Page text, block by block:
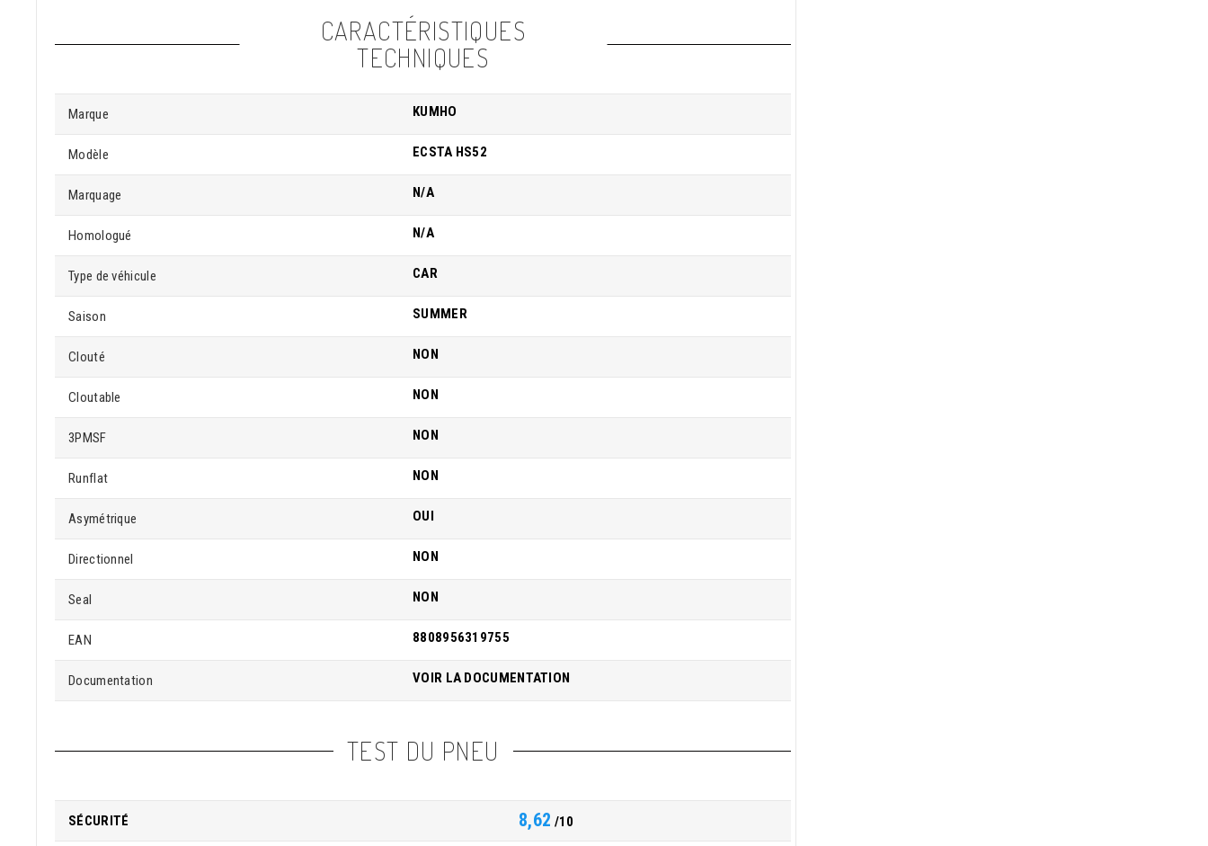
CARACTÉRISTIQUES
TECHNIQUES
Marque KUMHO
Modèle ECSTA HS52
Marquage N/A
Homologué N/A
Type de véhicule CAR
Saison SUMMER
Clouté NON
Cloutable NON
3PMSF NON
Runflat NON
Asymétrique OUI
Directionnel NON
Seal NON
EAN 8808956319755
Documentation VOIR LA DOCUMENTATION
TEST DU PNEU
SÉCURITÉ 8,62 /10